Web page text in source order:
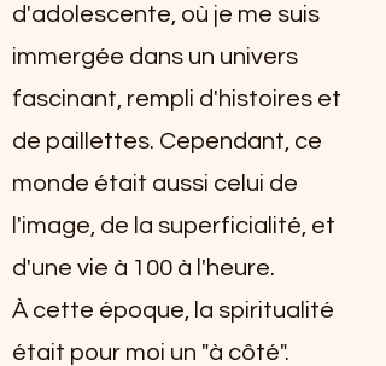
d'adolescente, où je me suis
immergée dans un univers
fascinant, rempli d'histoires et
de paillettes. Cependant, ce
monde était aussi celui de
l'image, de la superficialité, et
d'une vie à 100 à l'heure.
À cette époque, la spiritualité
était pour moi un "à côté".